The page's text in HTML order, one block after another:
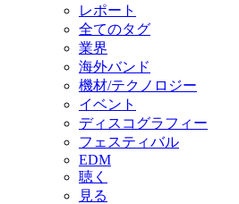
レポート
全てのタグ
業界
海外バンド
機材/テクノロジー
イベント
ディスコグラフィー
フェスティバル
EDM
聴く
見る